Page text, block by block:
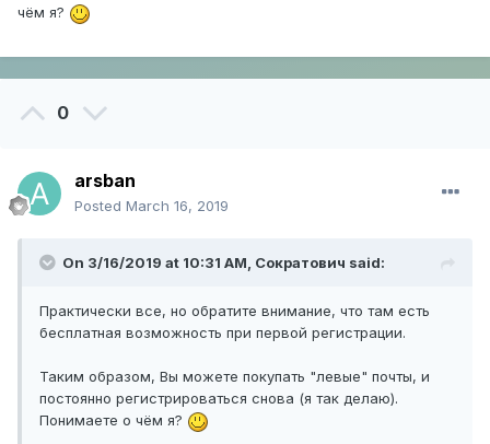
чём я?
0
arsban
Posted March 16, 2019
On 3/16/2019 at 10:31 AM, Сократович said:
Практически все, но обратите внимание, что там есть
бесплатная возможность при первой регистрации.
Таким образом, Вы можете покупать "левые" почты, и
постоянно регистрироваться снова (я так делаю).
Понимаете о чём я?